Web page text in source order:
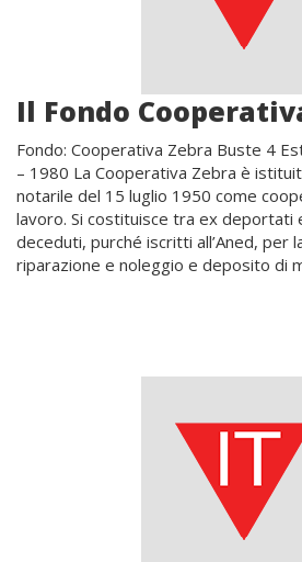
Il Fondo
Fondo: Cooperativa Zebra Buste 4
– 1980 La Cooperativa Zebra è
notarile del 15 luglio 1950 come
lavoro. Si costituisce tra ex deportati
deceduti, purché iscritti all’Aned, per
riparazione e noleggio e deposito di